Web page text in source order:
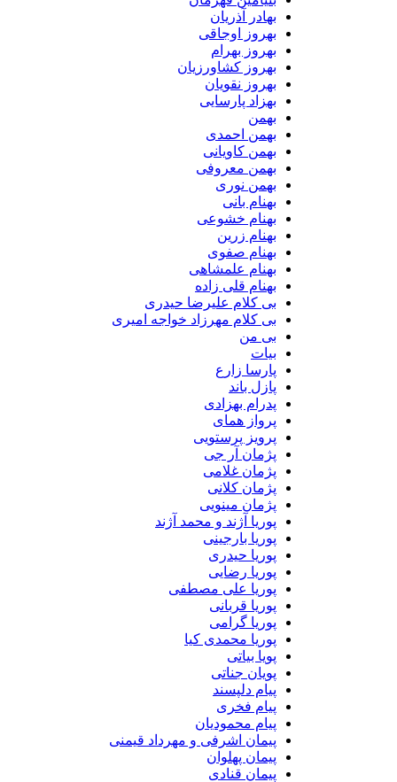
بهادر آذریان
بهروز اوجاقی
بهروز بهرام
بهروز کشاورزیان
بهروز نقویان
بهزاد پارسایی
بهمن احمدی
بهمن کاویانی
بهمن معروفی
بهمن نوری
بهنام بانی
بهنام خشوعی
بهنام زرین
بهنام صفوی
بهنام علمشاهی
بهنام قلی زاده
بی کلام علیرضا حیدری
بی کلام مهرزاد خواجه امیری
پارسا زارع
پازل باند
پدرام بهزادی
پرواز همای
پرویز پرستویی
پژمان آر جی
پژمان غلامی
پژمان کلانی
پژمان مینویی
پوریا آژند و محمد آژند
پوریا بارجینی
پوریا حیدری
پوریا رضایی
پوریا علی مصطفی
پوریا قربانی
پوریا گرامی
پوریا محمدی کیا
پویا بیاتی
پویان جناتی
پیام دلپسند
پیام فخری
پیام محمودیان
پیمان اشرفی و مهرداد قیمنی
پیمان پهلوان
پیمان قنادی